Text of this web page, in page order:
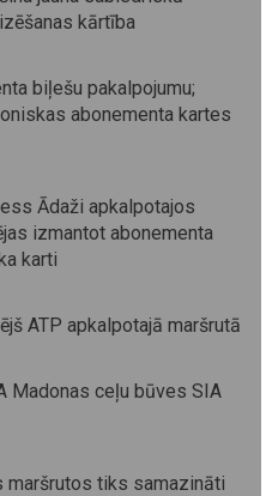
kārtība
biļešu pakalpojumu;
abonementa kartes
Ādaži apkalpotajos
izmantot abonementa
karti
ATP apkalpotajā maršrutā
Madonas ceļu būves SIA
maršrutos tiks samazināti